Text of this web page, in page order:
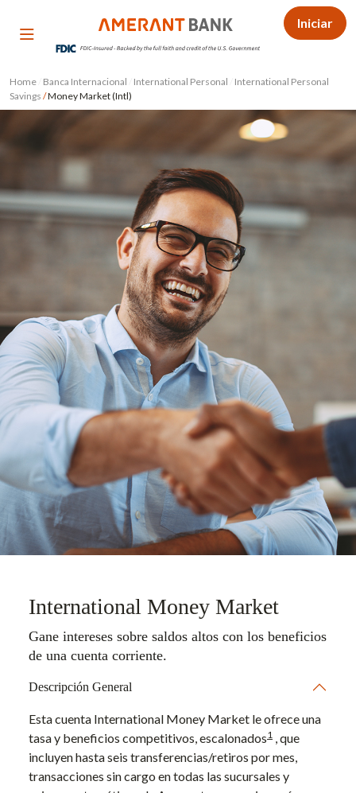
Iniciar
Home Banca Internacional International Personal
International Personal
Savings /Money Market (Intl)
International Money Market
Gane intereses sobre saldos altos con los beneficios
de una cuenta corriente.
Descripción General
Esta cuenta International Money Market le ofrece una
tasa y beneficios competitivos, escalonados1 , que
incluyen hasta seis transferencias/retiros por mes,
transacciones sin cargo en todas las sucursales y